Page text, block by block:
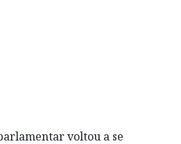
voltou a se